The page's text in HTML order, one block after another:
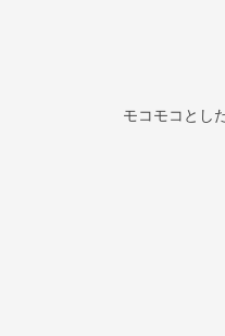
モコモコとし